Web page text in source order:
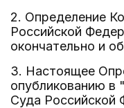
2. Определение
Российской
окончательно и
3. Настоящее
опубликованию в
Суда Российской